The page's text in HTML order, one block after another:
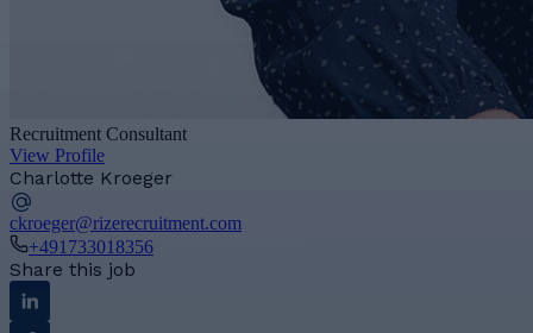
Recruitment Consultant
View Profile
Charlotte Kroeger
ckroeger@rizerecruitment.com
+491733018356
Share this job
Linkedin